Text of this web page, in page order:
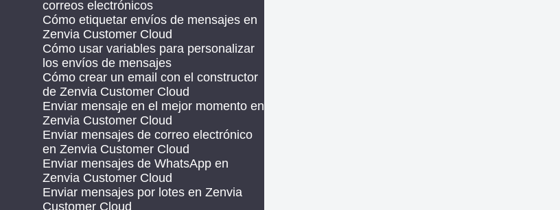
correos electrónicos
Cómo etiquetar envíos de mensajes en
Zenvia Customer Cloud
Cómo usar variables para personalizar
los envíos de mensajes
Cómo crear un email con el constructor
de Zenvia Customer Cloud
Enviar mensaje en el mejor momento en
Zenvia Customer Cloud
Enviar mensajes de correo electrónico
en Zenvia Customer Cloud
Enviar mensajes de WhatsApp en
Zenvia Customer Cloud
Enviar mensajes por lotes en Zenvia
Customer Cloud